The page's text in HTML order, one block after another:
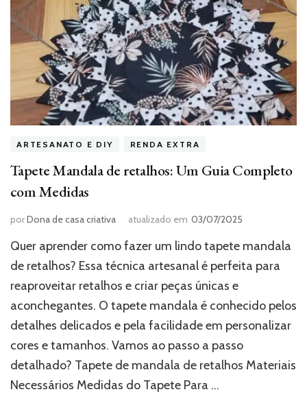
ARTESANATO E DIY RENDA EXTRA
Tapete Mandala de retalhos: Um Guia Completo
com Medidas
porDona de casa criativa atualizado em 03/07/2025
Quer aprender como fazer um lindo tapete mandala
de retalhos? Essa técnica artesanal é perfeita para
reaproveitar retalhos e criar peças únicas e
aconchegantes. O tapete mandala é conhecido pelos
detalhes delicados e pela facilidade em personalizar
cores e tamanhos. Vamos ao passo a passo
detalhado? Tapete de mandala de retalhos Materiais
Necessários Medidas do Tapete Para …